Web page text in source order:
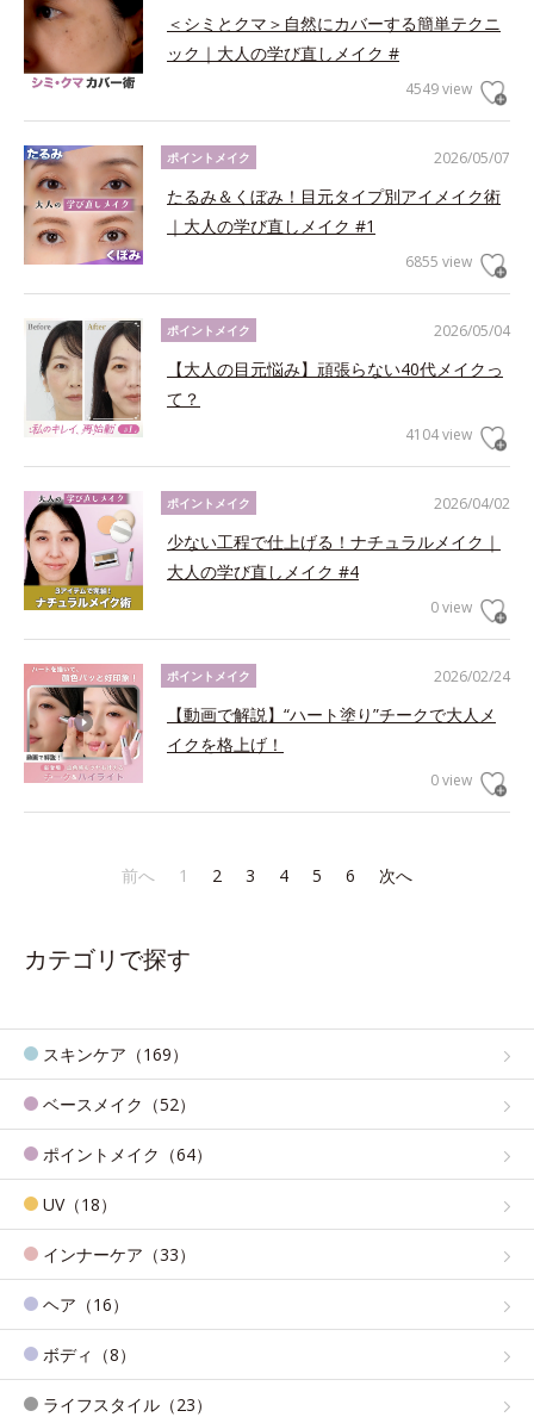
＜シミとクマ＞自然にカバーする簡単テクニ
ック｜大人の学び直しメイク #
4549 view
2026/05/07
ポイントメイク
たるみ＆くぼみ！目元タイプ別アイメイク術
｜大人の学び直しメイク #1
6855 view
2026/05/04
ポイントメイク
【大人の目元悩み】頑張らない40代メイクっ
て？
4104 view
2026/04/02
ポイントメイク
少ない工程で仕上げる！ナチュラルメイク｜
大人の学び直しメイク #4
0 view
2026/02/24
ポイントメイク
【動画で解説】“ハート塗り”チークで大人メ
イクを格上げ！
0 view
前へ 1 2 3 4 5 6 次へ
カテゴリで探す
スキンケア（169）
ベースメイク（52）
ポイントメイク（64）
UV（18）
インナーケア（33）
ヘア（16）
ボディ（8）
ライフスタイル（23）